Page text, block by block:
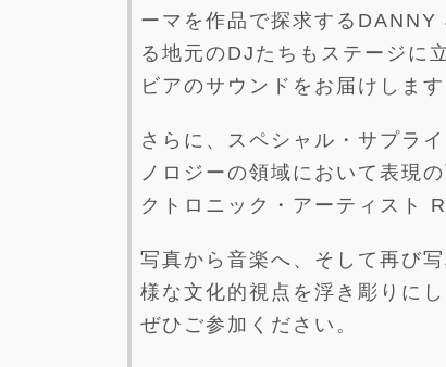
ーマを作品で探求する
る地元のDJたちもステージに
ビアのサウンドをお届けします
さらに、スペシャル・サプラ
ノロジーの領域において表現
クトロニック・アーティスト
写真から音楽へ、そして再び
様な文化的視点を浮き彫りに
ぜひご参加ください。